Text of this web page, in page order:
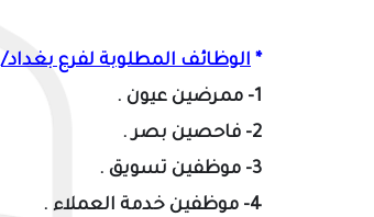
* الوظائف المطلوبة لفرع بغداد/
1- ممرضين عيون .
2- فاحصين بصر .
3- موظفين تسويق .
4- موظفين خدمة العملاء .